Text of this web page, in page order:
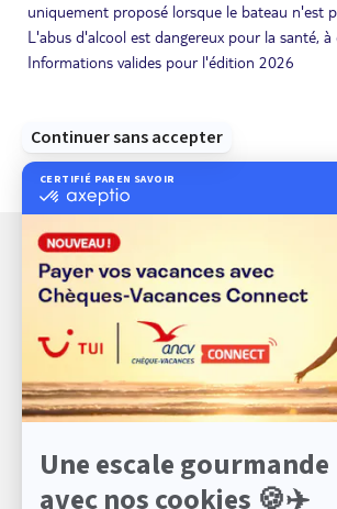
uniquement proposé lorsque le bateau n'est
L'abus d'alcool est dangereux pour la santé,
Informations valides pour l'édition 2026
À propos de
Qui sommes
Espace presse